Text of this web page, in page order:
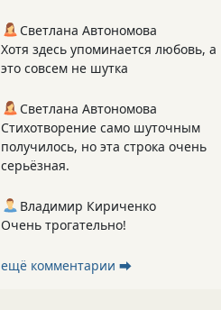
Светлана Автономова
Хотя здесь упоминается любовь, а
это совсем не шутка
Светлана Автономова
Стихотворение само шуточным
получилось, но эта строка очень
серьёзная.
Владимир Кириченко
Очень трогательно!
ещё комментарии ⮕